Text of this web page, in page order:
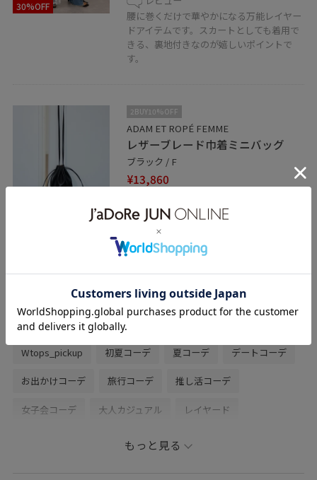
30%OFF
腰に巻くだけで華やかになる万能レイヤー
ドアイテムです。スカートとしても着用で
きる、裏地付きなのが嬉しいポイントで
す。
2BUY10%OFF
ADAM ET ROPÉ FEMME
レザーブレード巾着ミニバッグ
ブラック / F
¥13,860
レビュー
小さめのサイズ感です。持ち手が２パター
ンあるのでコーデに合わせて持ち方を変え
られます☺︎
アダムエロぺ雑貨 夏雑貨
Wtops_pickup 初夏コーデ 夏コーデ デートコーデ
お出かけコーデ 旅行コーデ 推し活コーデ
女子会コーデ 大人カジュアル レイヤード
ADAM ET ROPÉ
もっと見る